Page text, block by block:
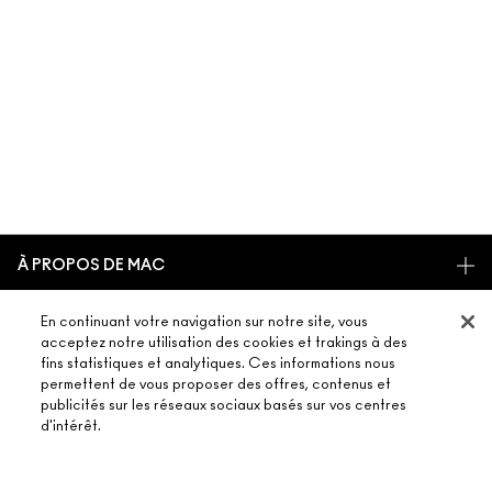
À PROPOS DE MAC
NOS MAQUILLEURS
MAC VIVA GLAM
BEAUTÉ CONSCIENTE
ACHETER EN LIGNE
MON COMPTE
S’ABONNER AUX E-MAILS
PROMOTIONS
BESOIN D’AIDE ?
SUIVRE MA COMMANDE
En continuant votre navigation sur notre site, vous
acceptez notre utilisation des cookies et trakings à des
fins statistiques et analytiques. Ces informations nous
permettent de vous proposer des offres, contenus et
publicités sur les réseaux sociaux basés sur vos centres
d'intérêt.